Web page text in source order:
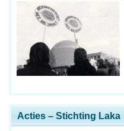
Acties – Stichting Laka